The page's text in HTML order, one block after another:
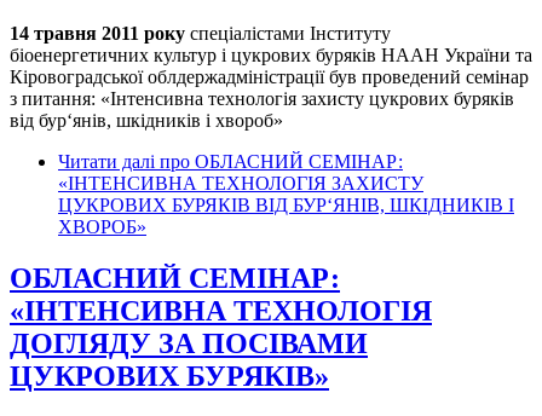
14 травня 2011 року спеціалістами Інституту
біоенергетичних культур і цукрових буряків НААН України та
Кіровоградської облдержадміністрації був проведений семінар
з питання: «Інтенсивна технологія захисту цукрових буряків
від бур‘янів, шкідників і хвороб»
Читати далі про ОБЛАСНИЙ СЕМІНАР:
«ІНТЕНСИВНА ТЕХНОЛОГІЯ ЗАХИСТУ
ЦУКРОВИХ БУРЯКІВ ВІД БУР‘ЯНІВ, ШКІДНИКІВ І
ХВОРОБ»
ОБЛАСНИЙ СЕМІНАР:
«ІНТЕНСИВНА ТЕХНОЛОГІЯ
ДОГЛЯДУ ЗА ПОСІВАМИ
ЦУКРОВИХ БУРЯКІВ»